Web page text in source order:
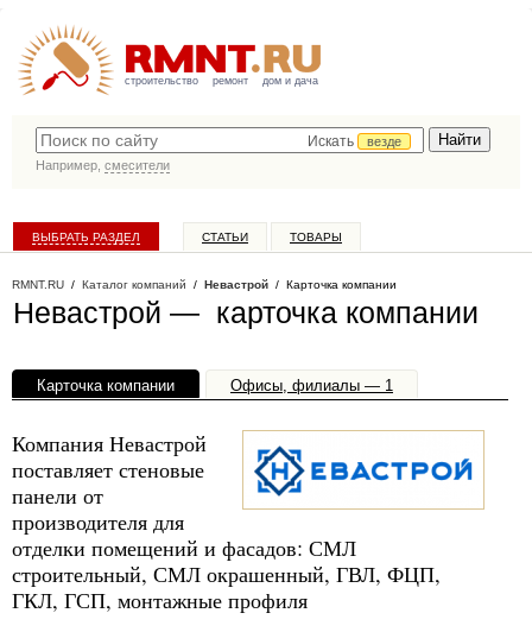
строительство ремонт дом и дача
Искать
везде
Например, смесители
ВЫБРАТЬ РАЗДЕЛ СТАТЬИ ТОВАРЫ
RMNT.RU / Каталог компаний / Невастрой / Карточка компании
Невастрой — карточка компании
Карточка компании Офисы, филиалы — 1
Компания Невастрой
поставляет стеновые
панели от
производителя для
отделки помещений и фасадов: СМЛ
строительный, СМЛ окрашенный, ГВЛ, ФЦП,
ГКЛ, ГСП, монтажные профиля